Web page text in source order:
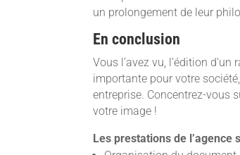
un prolongement de leur
En conclusion
Vous l’avez vu, l’édition
importante pour votre
entreprise. Concentrez-vous
votre image !
Les prestations de l’agence